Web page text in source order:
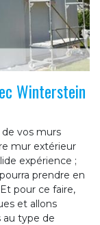
Winterstein
de vos murs
mur extérieur
expérience ;
prendre en
pour ce faire,
et allons
au type de